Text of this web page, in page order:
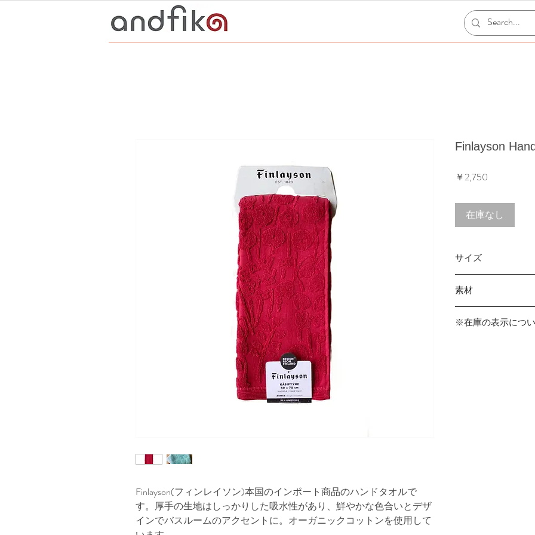
Finlayson(フィンレイソン)本国のインポート商品のハンドタオルで
す。厚手の生地はしっかりした吸水性があり、鮮やかな色合いとデザ
インでバスルームのアクセントに。オーガニックコットンを使用して
Finlayson
￥2,750
在庫なし
サイズ
素材
※在庫の表示につ